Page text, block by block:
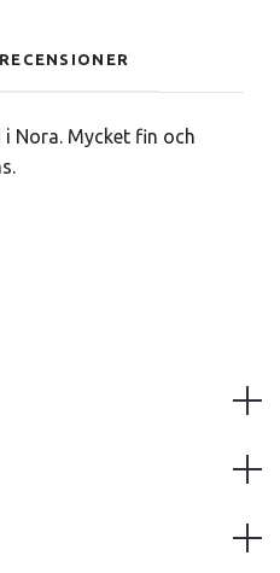
RECENSIONER
Nora. Mycket fin och